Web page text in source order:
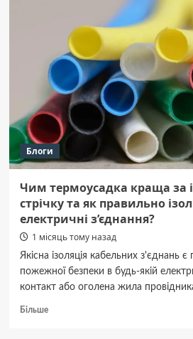
Блоги
Чим термоусадка краща за
стрічку та як правильно
електричні з’єднання?
1 місяць тому назад
Якісна ізоляція кабельних з'єднань
пожежної безпеки в будь-якій
контакт або оголена жила
БільшеДокладніше